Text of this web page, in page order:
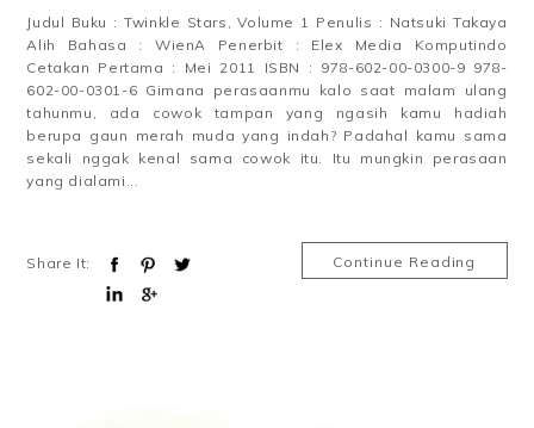
Judul Buku : Twinkle Stars, Volume 1 Penulis : Natsuki Takaya
Alih Bahasa : WienA Penerbit : Elex Media Komputindo
Cetakan Pertama : Mei 2011 ISBN : 978-602-00-0300-9 978-
602-00-0301-6 Gimana perasaanmu kalo saat malam ulang
tahunmu, ada cowok tampan yang ngasih kamu hadiah
berupa gaun merah muda yang indah? Padahal kamu sama
sekali nggak kenal sama cowok itu. Itu mungkin perasaan
yang dialami...
Share It: Continue Reading